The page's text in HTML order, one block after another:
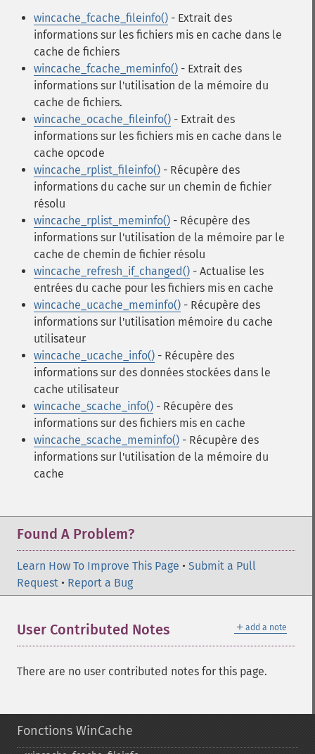
wincache_fcache_fileinfo() - Extrait des
informations sur les fichiers mis en cache dans le
cache de fichiers
wincache_fcache_meminfo() - Extrait des
informations sur l'utilisation de la mémoire du
cache de fichiers.
wincache_ocache_fileinfo() - Extrait des
informations sur les fichiers mis en cache dans le
cache opcode
wincache_rplist_fileinfo() - Récupère des
informations du cache sur un chemin de fichier
résolu
wincache_rplist_meminfo() - Récupère des
informations sur l'utilisation de la mémoire par le
cache de chemin de fichier résolu
wincache_refresh_if_changed() - Actualise les
entrées du cache pour les fichiers mis en cache
wincache_ucache_meminfo() - Récupère des
informations sur l'utilisation mémoire du cache
utilisateur
wincache_ucache_info() - Récupère des
informations sur des données stockées dans le
cache utilisateur
wincache_scache_info() - Récupère des
informations sur des fichiers mis en cache
wincache_scache_meminfo() - Récupère des
informations sur l'utilisation de la mémoire du
cache
Found A Problem?
Learn How To Improve This Page • Submit a Pull
Request • Report a Bug
＋ add a note
User Contributed Notes
There are no user contributed notes for this page.
Fonctions WinCache